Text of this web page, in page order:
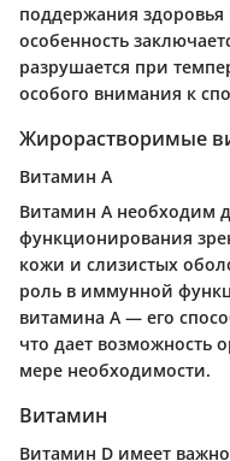
поддержания
особенность
разрушается при
особого внимания к
Жирорастворимые
Витамин А
Витамин А необходим
функционирования
кожи и слизистых
роль в иммунной
витамина А — его
что дает возможность
мере необходимости.
Витамин
Витамин D имеет